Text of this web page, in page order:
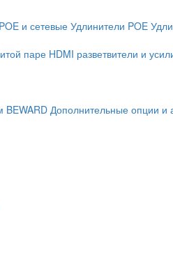
и сетевыеУдлинители POE
паре HDMI разветвители и
BEWARD Дополнительные опции и